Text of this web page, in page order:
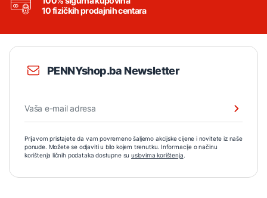
10 fizičkih prodajnih centara
PENNYshop.ba Newsletter
Prijavom pristajete da vam povremeno šaljemo akcijske cijene i novitete iz naše
ponude. Možete se odjaviti u bilo kojem trenutku. Informacije o načinu
korištenja ličnih podataka dostupne su uslovima korištenja.